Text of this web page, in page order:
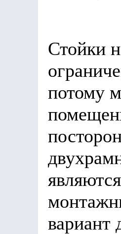
Стойки
потому
вариант